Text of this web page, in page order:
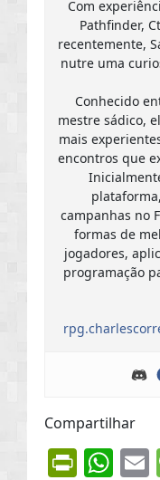
Com
Pathfinder,
recentemente,
nutre uma
Conhecido
mestre sádico,
mais
encontros que
campanhas no
formas de
jogadores,
programação
Compartilhar